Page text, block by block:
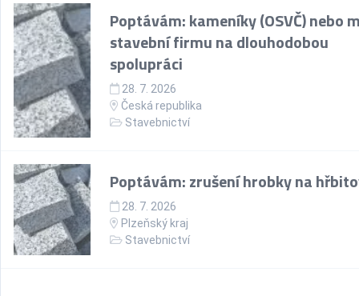
Poptávám: kameníky (OSVČ) nebo
stavební firmu na dlouhodobou
spolupráci
28. 7. 2026
Česká republika
Stavebnictví
Poptávám: zrušení hrobky na
28. 7. 2026
Plzeňský kraj
Stavebnictví